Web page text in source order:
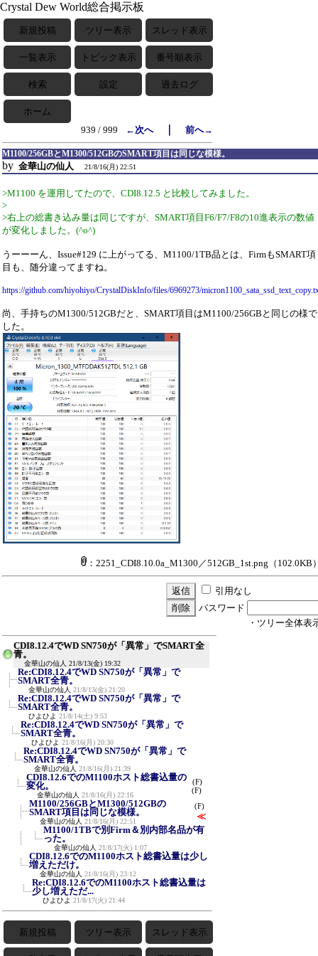
Crystal Dew World総合掲示板
新規投稿 ツリー表示 スレッド表示
一覧表示 トピック表示 番号順表示
検索 設定 過去ログ
ホーム
939 / 999
←次へ｜ 前へ→
M1100/256GBとM1300/512GBのSMART項目は同じな模様。
by 金華山の仙人 21/8/16(月) 22:51
>M1100 を運用してたので、CDI8.12.5 と比較してみました。
>
>右上の総書き込み量は同じですが、SMART項目F6/F7/F8の10進表示の数値
が変化しました。(^o^)
うーーーん、Issue#129 に上がってる、M1100/1TB品とは、FirmもSMART項
目も、随分違ってますね。
https://github.com/hiyohiyo/CrystalDiskInfo/files/6969273/
尚、手持ちのM1300/512GBだと、SMART項目はM1100/256GBと同じの様で
した。
：2251_CDI8.10.0a_M1300／512GB_1st.png （102.0KB
引用なし
パスワード
・ツリー全体表
CDI8.12.4でWD SN750が「異常」でSMART全
青。
金華山の仙人 21/8/13(金) 19:32
Re:CDI8.12.4でWD SN750が「異常」で
SMART全青。
金華山の仙人 21/8/13(金) 21:20
Re:CDI8.12.4でWD SN750が「異常」で
SMART全青。
ひよひよ 21/8/14(土) 9:53
Re:CDI8.12.4でWD SN750が「異常」で
SMART全青。
ひよひよ 21/8/16(月) 20:30
Re:CDI8.12.4でWD SN750が「異常」で
SMART全青。
金華山の仙人 21/8/16(月) 21:39
CDI8.12.6でのM1100ホスト総書込量の
変化。
金華山の仙人 21/8/16(月) 22:16
(F)
(F)
M1100/256GBとM1300/512GBの
SMART項目は同じな模様。
金華山の仙人 21/8/16(月) 22:51
(F)
≪
M1100/1TBで別Firm＆別内部名品が有
った。
金華山の仙人 21/8/17(火) 1:07
CDI8.12.6でのM1100ホスト総書込量は少し
増えただけ。
金華山の仙人 21/8/16(月) 23:12
Re:CDI8.12.6でのM1100ホスト総書込量は
少し増えただ...
ひよひよ 21/8/17(火) 21:44
新規投稿 ツリー表示 スレッド表示